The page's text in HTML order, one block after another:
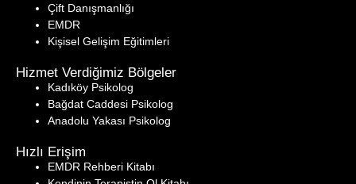
Çift Danışmanlığı
EMDR
Kişisel Gelişim Eğitimleri
Hizmet Verdiğimiz Bölgeler
Kadıköy Psikolog
Bağdat Caddesi Psikolog
Anadolu Yakası Psikolog
Hızlı Erişim
EMDR Rehberi Kitabı